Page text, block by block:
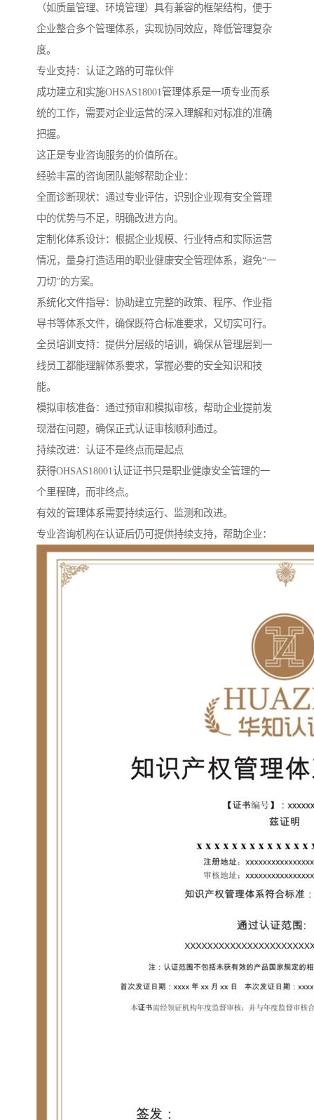
（如质量管理、环境管理）具有兼容的框架结构，便于
企业整合多个管理体系，实现协同效应，降低管理复杂
度。
专业支持：认证之路的可靠伙伴
成功建立和实施OHSAS18001管理体系是一项专业而系
统的工作，需要对企业运营的深入理解和对标准的准确
把握。
这正是专业咨询服务的价值所在。
经验丰富的咨询团队能够帮助企业：
全面诊断现状：通过专业评估，识别企业现有安全管理
中的优势与不足，明确改进方向。
定制化体系设计：根据企业规模、行业特点和实际运营
情况，量身打造适用的职业健康安全管理体系，避免“一
刀切”的方案。
系统化文件指导：协助建立完整的政策、程序、作业指
导书等体系文件，确保既符合标准要求，又切实可行。
全员培训支持：提供分层级的培训，确保从管理层到一
线员工都能理解体系要求，掌握必要的安全知识和技
能。
模拟审核准备：通过预审和模拟审核，帮助企业提前发
现潜在问题，确保正式认证审核顺利通过。
持续改进：认证不是终点而是起点
获得OHSAS18001认证证书只是职业健康安全管理的一
个里程碑，而非终点。
有效的管理体系需要持续运行、监测和改进。
专业咨询机构在认证后仍可提供持续支持，帮助企业：